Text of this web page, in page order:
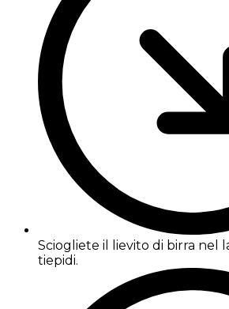
Sciogliete il lievito di birra nel
tiepidi.